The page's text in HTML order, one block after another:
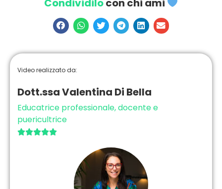
Condividilocon chi ami
Video realizzato da:
Dott.ssa Valentina Di Bella
Educatrice professionale, docente e
puericultrice
